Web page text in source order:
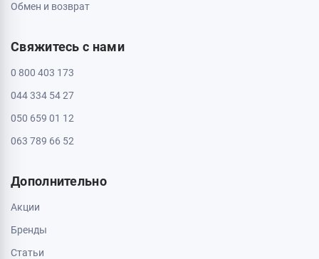
ТРЦ Депот, 2 этаж
Черкассы, 18005, бул. Шевченка, 195
Информация
Контакты
Доставка и оплата
Обмен и возврат
Свяжитесь с нами
0 800 403 173